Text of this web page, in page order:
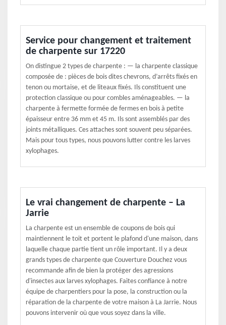
Service pour changement et traitement
de charpente sur 17220
On distingue 2 types de charpente : — la charpente classique
composée de : pièces de bois dites chevrons, d’arrêts fixés en
tenon ou mortaise, et de liteaux fixés. Ils constituent une
protection classique ou pour combles aménageables. — la
charpente à fermette formée de fermes en bois à petite
épaisseur entre 36 mm et 45 m. Ils sont assemblés par des
joints métalliques. Ces attaches sont souvent peu séparées.
Mais pour tous types, nous pouvons lutter contre les larves
xylophages.
Le vrai changement de charpente – La
Jarrie
La charpente est un ensemble de coupons de bois qui
maintiennent le toit et portent le plafond d'une maison, dans
laquelle chaque partie tient un rôle important. Il y a deux
grands types de charpente que Couverture Douchez vous
recommande afin de bien la protéger des agressions
d'insectes aux larves xylophages. Faites confiance à notre
équipe de charpentiers pour la pose, la construction ou la
réparation de la charpente de votre maison à La Jarrie. Nous
pouvons intervenir où que vous soyez dans la ville.